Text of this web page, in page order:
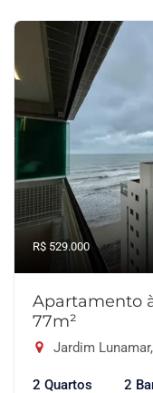
R$ 529.000
Apartamento
77m²
Jardim
2 Quartos 2